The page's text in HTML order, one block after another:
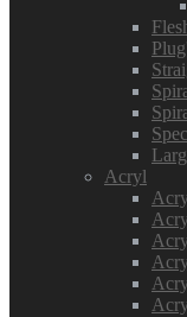
Acryl